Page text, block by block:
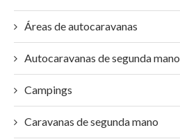
Áreas de autocaravanas
Autocaravanas de segunda mano
Campings
Caravanas de segunda mano